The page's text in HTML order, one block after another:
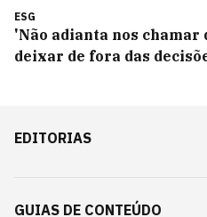
ESG
'Não adianta nos chamar
deixar de fora das
EDITORIAS
GUIAS DE CONTEÚDO